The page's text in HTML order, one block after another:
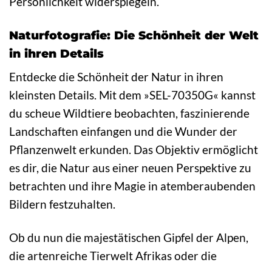
Naturfotografie: Die Schönheit der Welt
in ihren Details
Entdecke die Schönheit der Natur in ihren
kleinsten Details. Mit dem »SEL-70350G« kannst
du scheue Wildtiere beobachten, faszinierende
Landschaften einfangen und die Wunder der
Pflanzenwelt erkunden. Das Objektiv ermöglicht
es dir, die Natur aus einer neuen Perspektive zu
betrachten und ihre Magie in atemberaubenden
Bildern festzuhalten.
Ob du nun die majestätischen Gipfel der Alpen,
die artenreiche Tierwelt Afrikas oder die